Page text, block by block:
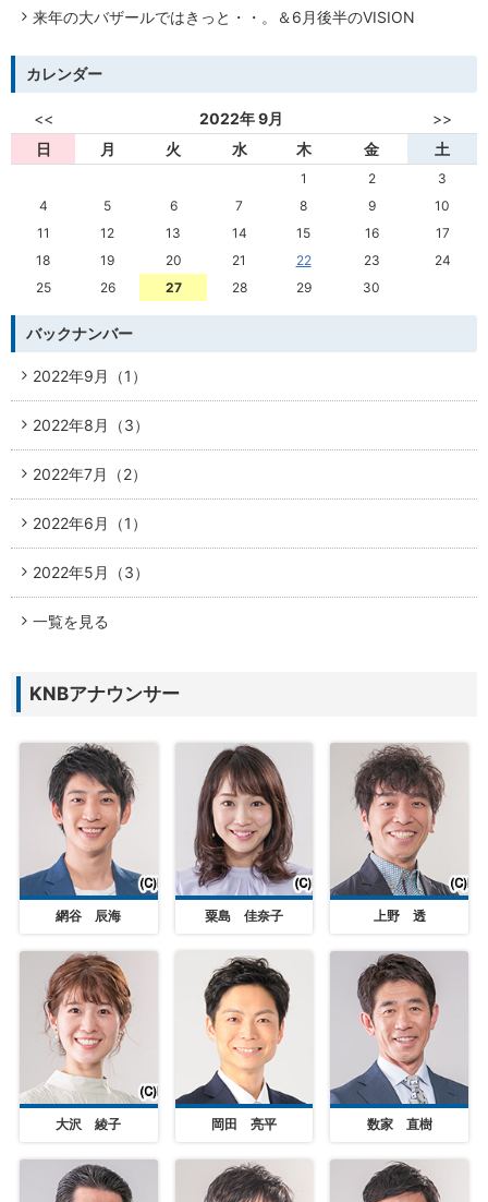
来年の大バザールではきっと・・。＆6月後半のVISION
カレンダー
<< 2022年9月
>>
日
月 火 水 木 金 土
1 2
3
4
5 6 7 8 9
10
11
12 13 14 15 16
17
18
19 20 21 22 23
24
25
26 27 28 29 30
バックナンバー
2022年9月（1）
2022年8月（3）
2022年7月（2）
2022年6月（1）
2022年5月（3）
一覧を見る
KNBアナウンサー
網谷 辰海 粟島 佳奈子 上野 透
大沢 綾子 岡田 亮平 数家 直樹